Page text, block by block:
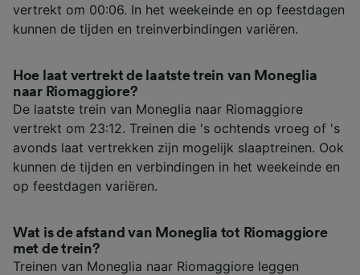
vertrekt om 00:06. In het weekeinde en op feestdagen
kunnen de tijden en treinverbindingen variëren.
Hoe laat vertrekt de laatste trein van Moneglia
naar Riomaggiore?
De laatste trein van Moneglia naar Riomaggiore
vertrekt om 23:12. Treinen die 's ochtends vroeg of 's
avonds laat vertrekken zijn mogelijk slaaptreinen. Ook
kunnen de tijden en verbindingen in het weekeinde en
op feestdagen variëren.
Wat is de afstand van Moneglia tot Riomaggiore
met de trein?
Treinen van Moneglia naar Riomaggiore leggen